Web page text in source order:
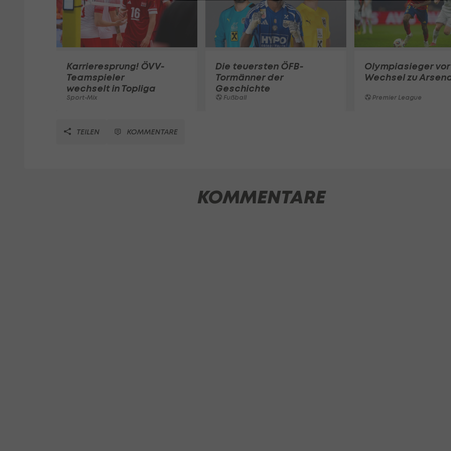
Karrieresprung! ÖVV-
Teamspieler
wechselt in Topliga
Sport-Mix
Die teuersten ÖFB-
Tormänner der
Geschichte
Fußball
Olympiasieger vor
Wechsel zu
Premier League
TEILEN KOMMENTARE
KOMMENTARE